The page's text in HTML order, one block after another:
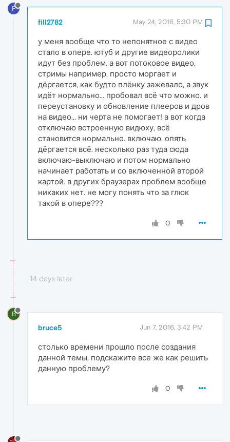
F
fill2782 May 24, 2016, 5:30 PM
у меня вообще что то непонятное с видео
стало в опере. ютуб и другие видеоролики
идут без проблем. а вот потоковое видео,
стримы например, просто моргает и
дёргается, как будто плёнку зажевало, а звук
идёт нормально... пробовал всё что можно. и
переустановку и обновление плееров и дров
на видео... ни черта не помогает! а вот когда
отключаю встроенную видюху, всё
становится нормально. включаю, опять
дёргается всё. несколько раз туда сюда
включаю-выключаю и потом нормально
начинает работать и со включенной второй
картой. в других браузерах проблем вообще
никаких нет. не могу понять что за глюк
такой в опере???
0
14 days later
B
bruce5 Jun 7, 2016, 3:42 PM
столько времени прошло после создания
данной темы, подскажите все же как решить
данную проблему?
0